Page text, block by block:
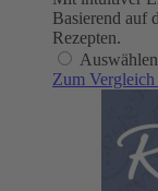
Basierend auf
Rezepten.
Auswählen
Zum